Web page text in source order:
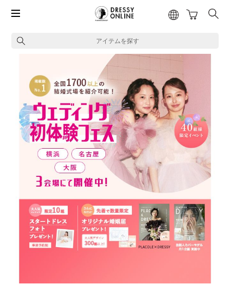
アイテムを探す